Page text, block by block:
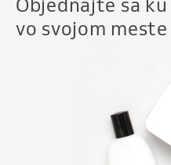
vo svojom meste